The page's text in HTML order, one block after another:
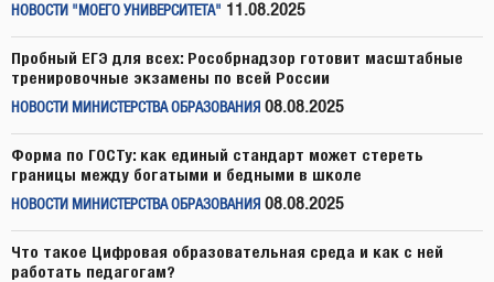
НОВОСТИ "МОЕГО УНИВЕРСИТЕТА" 11.08.2025
Пробный ЕГЭ для всех: Рособрнадзор готовит масштабные
тренировочные экзамены по всей России
НОВОСТИ МИНИСТЕРСТВА ОБРАЗОВАНИЯ 08.08.2025
Форма по ГОСТу: как единый стандарт может стереть
границы между богатыми и бедными в школе
НОВОСТИ МИНИСТЕРСТВА ОБРАЗОВАНИЯ 08.08.2025
Что такое Цифровая образовательная среда и как с ней
работать педагогам?